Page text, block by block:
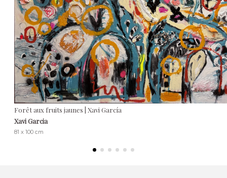
Forêt aux fruits jaunes | Xavi García
Xavi Garcia
81 x 100 cm